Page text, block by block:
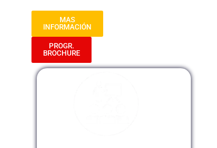
MAS
INFORMACIÓN
PROGR.
BROCHURE